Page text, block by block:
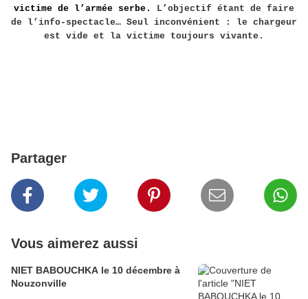
victime de l’armée serbe. L’objectif étant de faire
de l’info-spectacle… Seul inconvénient : le chargeur
est vide et la victime toujours vivante.
Partager
Vous aimerez aussi
NIET BABOUCHKA le 10 décembre à
Nouzonville